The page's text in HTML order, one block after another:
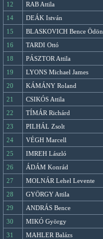
12
RAB Attila
14
DEÁK István
15
BLASKOVICH Bence Ödön
16
TARDI Ottó
18
PÁSZTOR Attila
19
LYONS Michael James
20
KÁMÁNY Roland
21
CSIKÓS Attila
22
TÍMÁR Richárd
23
PILHÁL Zsolt
24
VÉGH Marcell
25
IMREH László
26
ÁDÁM Konrád
27
MOLNÁR Lehel Levente
28
GYÖRGY Attila
29
ANDRÁS Bence
30
MIKÓ György
31
MAHLER Balázs